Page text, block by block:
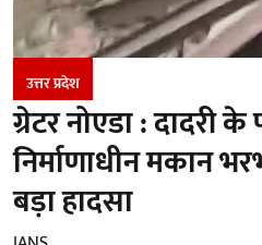
उत्तर प्रदेश
ग्रेटर नोएडा : दादरी
निर्माणाधीन मकान
बड़ा हादसा